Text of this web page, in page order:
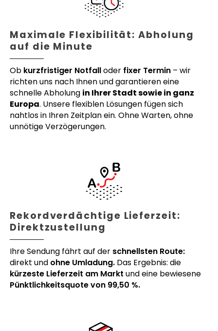
Maximale Flexibilität: Abholung
auf die Minute
Ob kurzfristiger Notfalloder fixer Termin – wir
richten uns nach Ihnen und garantieren eine
schnelle Abholung in Ihrer Stadt sowie in ganz
Europa. Unsere flexiblen Lösungen fügen sich
nahtlos in Ihren Zeitplan ein. Ohne Warten, ohne
unnötige Verzögerungen.
Rekordverdächtige Lieferzeit:
Direktzustellung
Ihre Sendung fährt auf der schnellsten Route:
direkt und ohne Umladung. Das Ergebnis: die
kürzeste Lieferzeit am Markt und eine bewiesene
Pünktlichkeitsquote von 99,50 %.